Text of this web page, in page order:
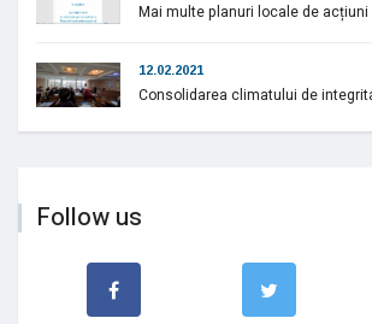
Mai multe planuri locale de acțiuni
12.02.2021
Consolidarea climatului de
Follow us